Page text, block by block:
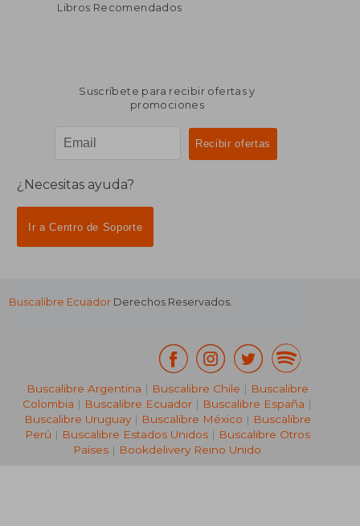
Libros Recomendados
Suscríbete para recibir ofertas y
promociones
¿Necesitas ayuda?
Ir a Centro de Soporte
Buscalibre Ecuador Derechos Reservados.
Buscalibre Argentina | Buscalibre Chile | Buscalibre
Colombia | Buscalibre Ecuador | Buscalibre España |
Buscalibre Uruguay| Buscalibre México | Buscalibre
Perú | Buscalibre Estados Unidos| Buscalibre Otros
Países | Bookdelivery Reino Unido